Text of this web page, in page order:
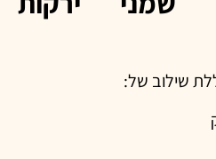
שילוב של: